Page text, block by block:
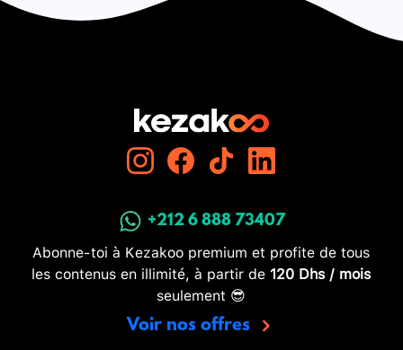
+212 6 888 73407
Abonne-toi à Kezakoo premium et profite de tous
les contenus en illimité, à partir de 120 Dhs / mois
seulement 😎
Voir nos offres